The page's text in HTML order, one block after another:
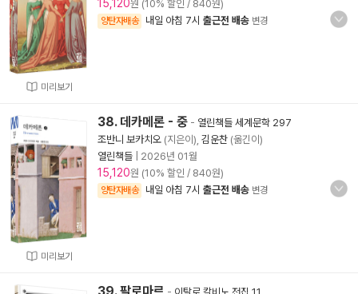
미리보기
15,120원 (10% 할인 / 840원)
양탄자배송 내일 아침 7시 출근전 배송 변경
미리보기
38. 데카메론 - 중 - 열린책들 세계문학 297
조반니 보카치오 (지은이), 김운찬 (옮긴이)
열린책들
2026년 01월
15,120원 (10% 할인 / 840원)
양탄자배송 내일 아침 7시 출근전 배송 변경